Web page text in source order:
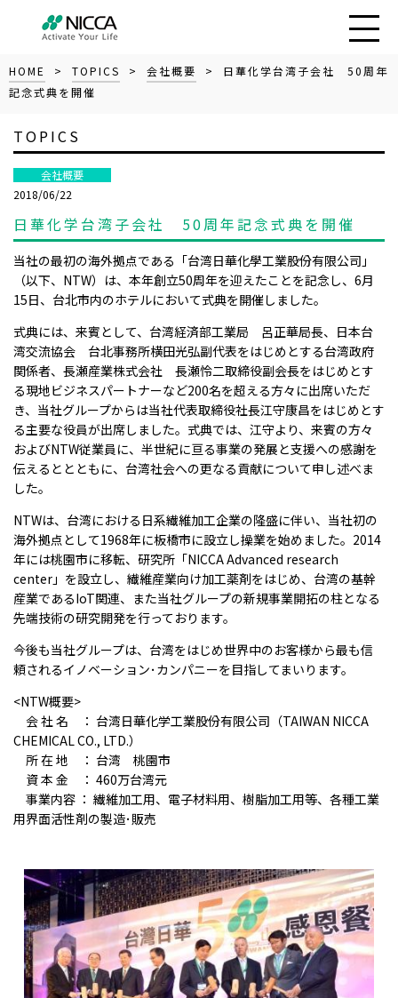
HOME > TOPICS > 会社概要
> 日華化学台湾子会社 50周年
記念式典を開催
TOPICS
会社概要
2018/06/22
日華化学台湾子会社 50周年記念式典を開催
当社の最初の海外拠点である「台湾日華化學工業股份有限公司｣
（以下、NTW）は、本年創立50周年を迎えたことを記念し、6月
15日、台北市内のホテルにおいて式典を開催しました。
式典には、来賓として、台湾経済部工業局 呂正華局長、日本台
湾交流協会 台北事務所横田光弘副代表をはじめとする台湾政府
関係者、長瀬産業株式会社 長瀬怜二取締役副会長をはじめとす
る現地ビジネスパートナーなど200名を超える方々に出席いただ
き、当社グループからは当社代表取締役社長江守康昌をはじめとす
る主要な役員が出席しました。式典では、江守より、来賓の方々
およびNTW従業員に、半世紀に亘る事業の発展と支援への感謝を
伝えるととともに、台湾社会への更なる貢献について申し述べま
した。
NTWは、台湾における日系繊維加工企業の隆盛に伴い、当社初の
海外拠点として1968年に板橋市に設立し操業を始めました。2014
年には桃園市に移転、研究所「NICCA Advanced research
center」を設立し、繊維産業向け加工薬剤をはじめ、台湾の基幹
産業であるIoT関連、また当社グループの新規事業開拓の柱となる
先端技術の研究開発を行っております。
今後も当社グループは、台湾をはじめ世界中のお客様から最も信
頼されるイノベーション･カンパニーを目指してまいります。
<NTW概要>
会 社 名 ： 台湾日華化学工業股份有限公司（TAIWAN NICCA
CHEMICAL CO., LTD.）
所 在 地 ： 台湾 桃園市
資 本 金 ： 460万台湾元
事業内容 ： 繊維加工用、電子材料用、樹脂加工用等、各種工業
用界面活性剤の製造･販売